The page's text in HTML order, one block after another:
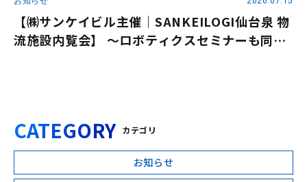
【㈱サンケイビル主催｜SANKEILOGI仙台泉 物
流施設内覧会】 ～ロボティクスセミナーも同時
CATEGORY カテゴリ
お知らせ